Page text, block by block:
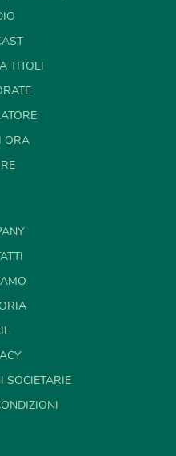
TITOLI
ORA
SOCIETARIE